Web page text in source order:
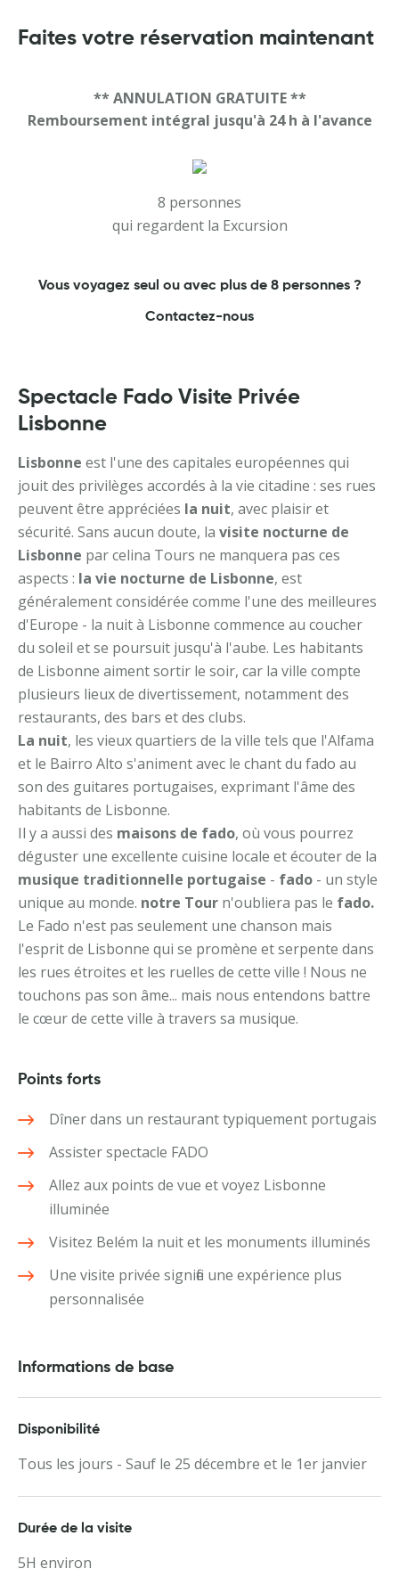
Faites votre réservation maintenant
** ANNULATION GRATUITE **
Remboursement intégral jusqu'à 24 h à l'avance
8 personnes
qui regardent la Excursion
Vous voyagez seul ou avec plus de 8 personnes ?
Contactez-nous
Spectacle Fado Visite Privée
Lisbonne
Lisbonne est l'une des capitales européennes qui
jouit des privilèges accordés à la vie citadine : ses rues
peuvent être appréciées la nuit, avec plaisir et
sécurité. Sans aucun doute, la visite nocturne de
Lisbonne par celina Tours ne manquera pas ces
aspects : la vie nocturne de Lisbonne, est
généralement considérée comme l'une des meilleures
d'Europe - la nuit à Lisbonne commence au coucher
du soleil et se poursuit jusqu'à l'aube. Les habitants
de Lisbonne aiment sortir le soir, car la ville compte
plusieurs lieux de divertissement, notamment des
restaurants, des bars et des clubs.
La nuit, les vieux quartiers de la ville tels que l'Alfama
et le Bairro Alto s'animent avec le chant du fado au
son des guitares portugaises, exprimant l'âme des
habitants de Lisbonne.
Il y a aussi des maisons de fado, où vous pourrez
déguster une excellente cuisine locale et écouter de la
musique traditionnelle portugaise - fado - un style
unique au monde. notre Tour n'oubliera pas le fado.
Le Fado n'est pas seulement une chanson mais
l'esprit de Lisbonne qui se promène et serpente dans
les rues étroites et les ruelles de cette ville ! Nous ne
touchons pas son âme... mais nous entendons battre
le cœur de cette ville à travers sa musique.
Points forts
Dîner dans un restaurant typiquement portugais
Assister spectacle FADO
Allez aux points de vue et voyez Lisbonne
illuminée
Visitez Belém la nuit et les monuments illuminés
Une visite privée signifie une expérience plus
personnalisée
Informations de base
Disponibilité
Tous les jours - Sauf le 25 décembre et le 1er janvier
Durée de la visite
5H environ